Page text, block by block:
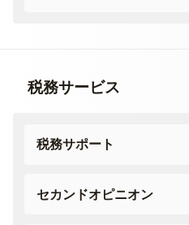
税務サービス
税務サポート
セカンドオピニオン